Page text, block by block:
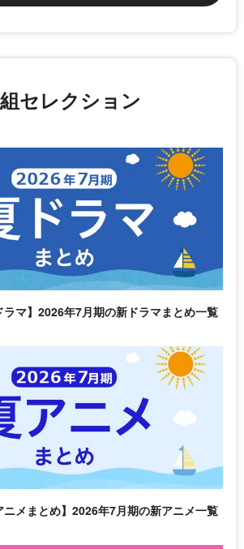
セレクション
ラマ】2026年7月期の新ドラマまとめ一覧
ニメまとめ】2026年7月期の新アニメ一覧